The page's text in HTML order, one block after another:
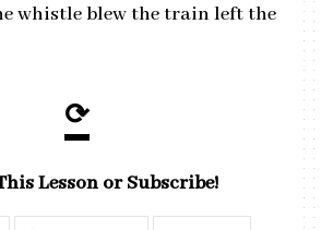
whistle blew the train left the
⟳
Lesson or Subscribe!